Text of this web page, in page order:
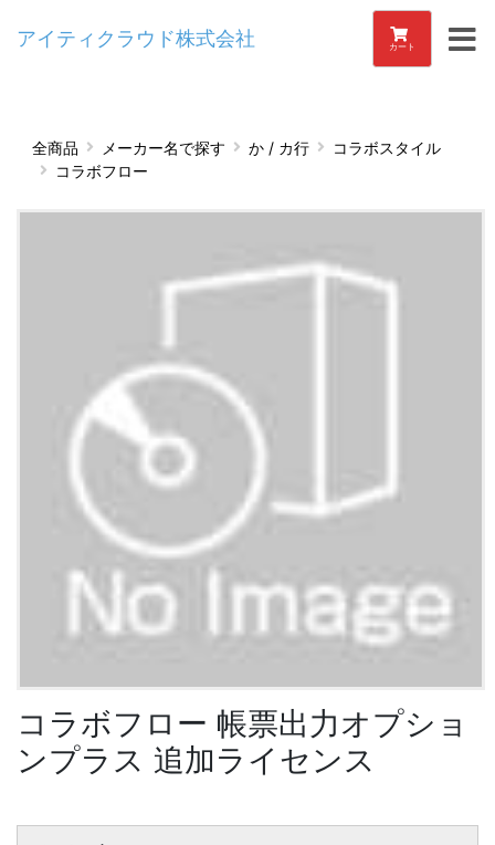
アイティクラウド株式会社 カート
全商品 メーカー名で探す か / カ行
コラボスタイル
コラボフロー
コラボフロー 帳票出力オプショ
ンプラス 追加ライセンス